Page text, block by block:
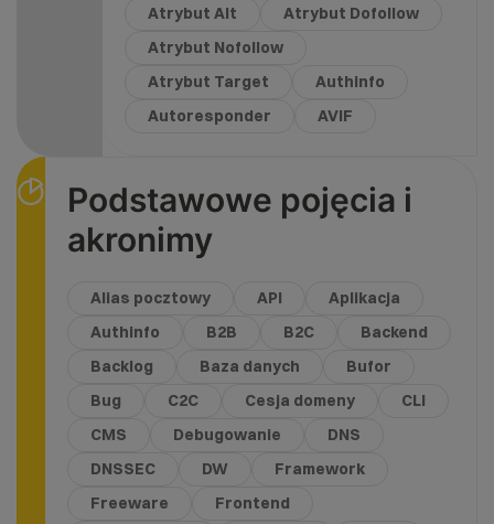
Atrybut Alt
Atrybut Dofollow
Atrybut Nofollow
Atrybut Target
Authinfo
Autoresponder
AVIF
Podstawowe pojęcia i
akronimy
Alias pocztowy API
Aplikacja
Authinfo
B2B B2C
Backend
Backlog
Baza danych
Bufor
Bug
C2C Cesja domeny
CLI
CMS
Debugowanie
DNS
DNSSEC
DW
Framework
Freeware
Frontend